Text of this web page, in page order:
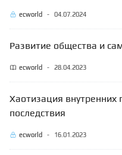
ecworld - 04.07.2024
Развитие общества и
ecworld - 28.04.2023
Хаотизация внутренних
последствия
ecworld - 16.01.2023